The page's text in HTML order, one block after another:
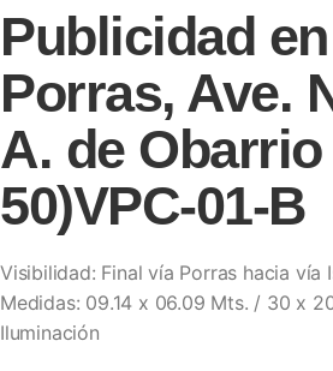
Publicidad
Porras, Ave.
A. de
50)VPC-01-B
Visibilidad: Final vía Porras hacia vía
Medidas: 09.14 x 06.09 Mts. / 30 x
Iluminación